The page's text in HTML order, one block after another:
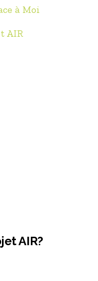
à Moi
AIR
AIR?